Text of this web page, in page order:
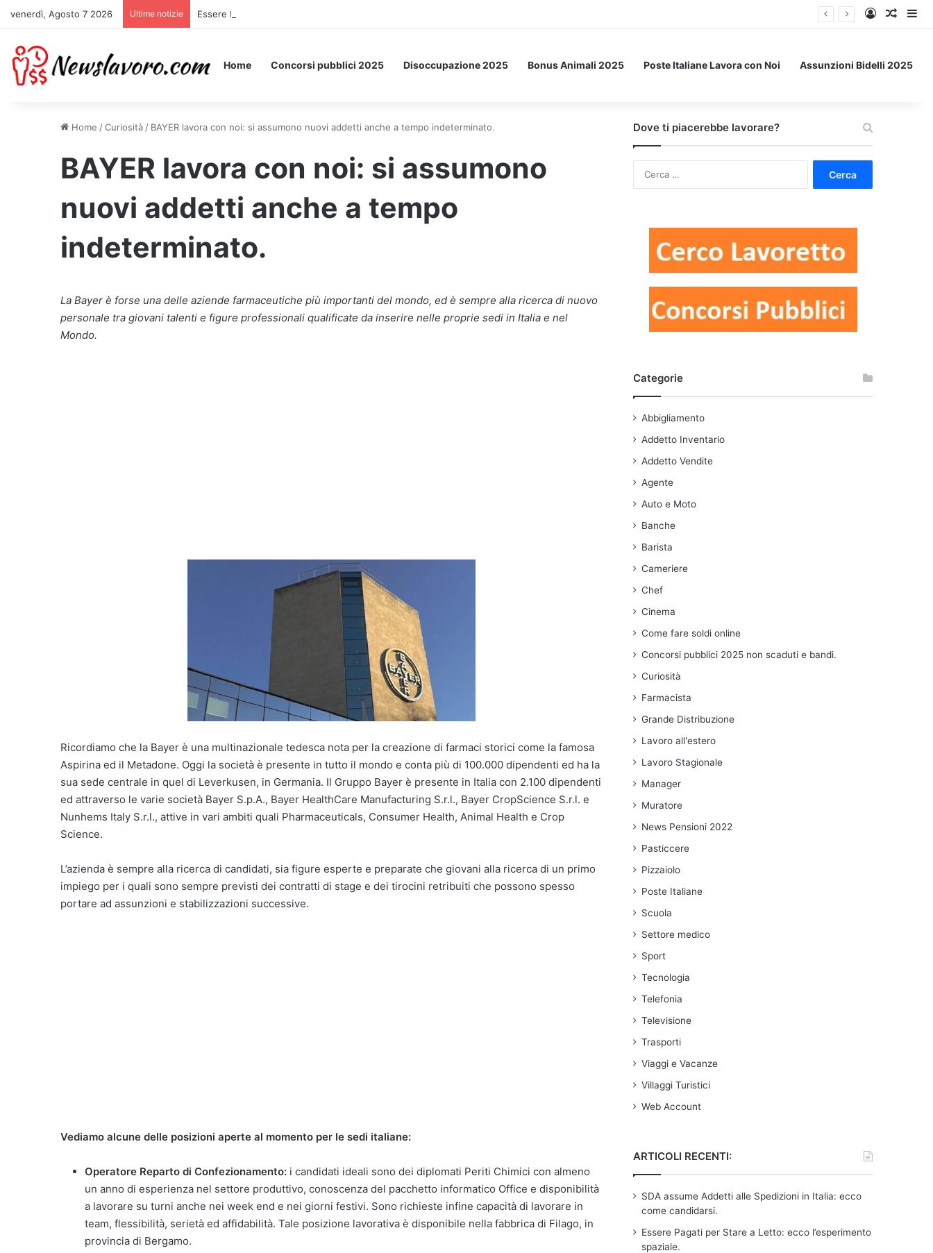
venerdì, Agosto 7 2026 Ultime notizie Essere Pagati per Stare a Letto: ecco l’esperimento spaziale. Accedi
Un
Home Concorsi pubblici 2025 Disoccupazione 2025 Bonus Animali 2025 Poste Italiane Lavora con Noi Assunzioni Bidelli 2025
Home /Curiosità / BAYER lavora con noi: si assumono nuovi addetti anche a tempo indeterminato.
BAYER lavora con noi: si assumono
nuovi addetti anche a tempo
indeterminato.
La Bayer è forse una delle aziende farmaceutiche più importanti del mondo, ed è sempre alla ricerca di nuovo
personale tra giovani talenti e figure professionali qualificate da inserire nelle proprie sedi in Italia e nel
Mondo.
Ricordiamo che la Bayer è una multinazionale tedesca nota per la creazione di farmaci storici come la famosa
Aspirina ed il Metadone. Oggi la società è presente in tutto il mondo e conta più di 100.000 dipendenti ed ha la
sua sede centrale in quel di Leverkusen, in Germania. Il Gruppo Bayer è presente in Italia con 2.100 dipendenti
ed attraverso le varie società Bayer S.p.A., Bayer HealthCare Manufacturing S.r.l., Bayer CropScience S.r.l. e
Nunhems Italy S.r.l., attive in vari ambiti quali Pharmaceuticals, Consumer Health, Animal Health e Crop
Science.
L’azienda è sempre alla ricerca di candidati, sia figure esperte e preparate che giovani alla ricerca di un primo
impiego per i quali sono sempre previsti dei contratti di stage e dei tirocini retribuiti che possono spesso
portare ad assunzioni e stabilizzazioni successive.
Vediamo alcune delle posizioni aperte al momento per le sedi italiane:
Operatore Reparto di Confezionamento: i candidati ideali sono dei diplomati Periti Chimici con almeno
un anno di esperienza nel settore produttivo, conoscenza del pacchetto informatico Office e disponibilità
a lavorare su turni anche nei week end e nei giorni festivi. Sono richieste infine capacità di lavorare in
team, flessibilità, serietà ed affidabilità. Tale posizione lavorativa è disponibile nella fabbrica di Filago, in
provincia di Bergamo.
Dove ti piacerebbe lavorare?
Categorie
Abbigliamento
Addetto Inventario
Addetto Vendite
Agente
Auto e Moto
Banche
Barista
Cameriere
Chef
Cinema
Come fare soldi online
Concorsi pubblici 2025 non scaduti e bandi.
Curiosità
Farmacista
Grande Distribuzione
Lavoro all'estero
Lavoro Stagionale
Manager
Muratore
News Pensioni 2022
Pasticcere
Pizzaiolo
Poste Italiane
Scuola
Settore medico
Sport
Tecnologia
Telefonia
Televisione
Trasporti
Viaggi e Vacanze
Villaggi Turistici
Web Account
ARTICOLI RECENTI:
SDA assume Addetti alle Spedizioni in Italia: ecco
come candidarsi.
Essere Pagati per Stare a Letto: ecco l’esperimento
spaziale.